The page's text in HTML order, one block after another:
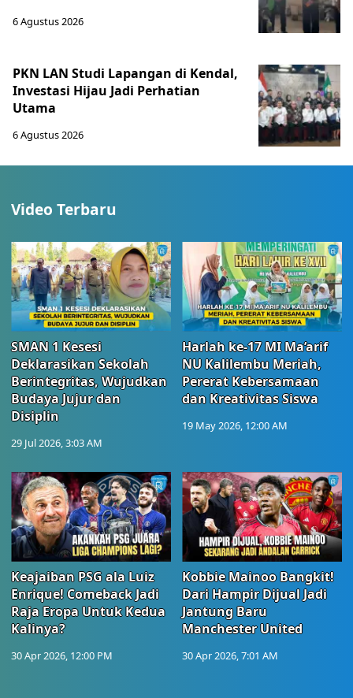
6 Agustus 2026
PKN LAN Studi Lapangan di Kendal,
Investasi Hijau Jadi Perhatian
Utama
6 Agustus 2026
Video Terbaru
SMAN 1 Kesesi
Deklarasikan Sekolah
Berintegritas, Wujudkan
Budaya Jujur dan
Disiplin
29 Jul 2026, 3:03 AM
Harlah ke-17 MI Ma’arif
NU Kalilembu Meriah,
Pererat Kebersamaan
dan Kreativitas Siswa
19 May 2026, 12:00 AM
Keajaiban PSG ala Luiz
Enrique! Comeback Jadi
Raja Eropa Untuk Kedua
Kalinya?
30 Apr 2026, 12:00 PM
Kobbie Mainoo Bangkit!
Dari Hampir Dijual Jadi
Jantung Baru
Manchester United
30 Apr 2026, 7:01 AM